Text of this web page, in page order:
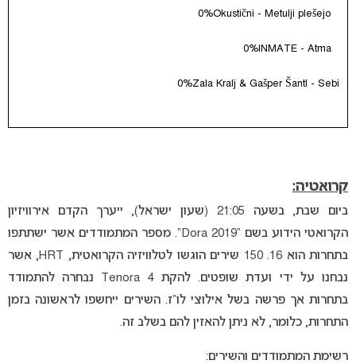
Okustični - Metulji plešejo
0%
INMATE - Atma
0%
Zala Kralj & Gašper Šantl - Sebi
0%
קרואטיה:
ביום שבת, בשעה 21:05 (שעון ישראל), ייערך הקדם אירוויזיון
הקרואטי הידוע בשם “Dora 2019”. מספר המתמודדים אשר ישתתפו
בתחרות הוא 16. 150 שירים הוגשו לטלוויזיה הקרואטית, HRT, אשר
נבחנו על ידי ועדת שופטים. להקת 4 Tenora נבחרה להתמודד
בתחרות אך פרשה בשל אילוצי לו”ז. השירים ייחשפו לראשונה בזמן
התחרות, כלומר, לא ניתן להאזין להם בשלב זה.
רשימת המתמודדים והשירים: